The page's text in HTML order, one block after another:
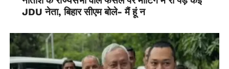
JDU नेता, बिहार सीएम बोले- मैं हूं न